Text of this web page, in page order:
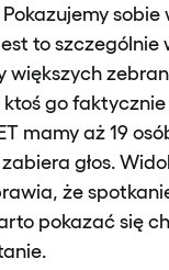
to
go
mamy aż 19
głos.
że
pokazać się